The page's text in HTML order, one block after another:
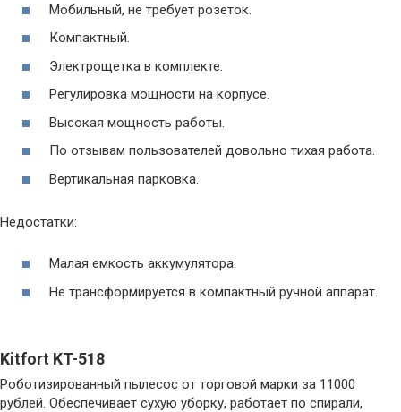
Мобильный, не требует розеток.
Компактный.
Электрощетка в комплекте.
Регулировка мощности на корпусе.
Высокая мощность работы.
По отзывам пользователей довольно тихая работа.
Вертикальная парковка.
Недостатки:
Малая емкость аккумулятора.
Не трансформируется в компактный ручной аппарат.
Kitfort KT-518
Роботизированный пылесос от торговой марки за 11000
рублей. Обеспечивает сухую уборку, работает по спирали,